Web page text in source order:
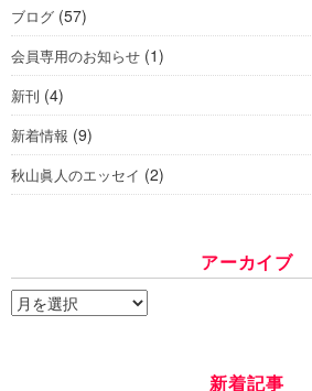
ブログ (57)
会員専用のお知らせ (1)
新刊 (4)
新着情報 (9)
秋山眞人のエッセイ (2)
アーカイブ
ア
ー
新着記事